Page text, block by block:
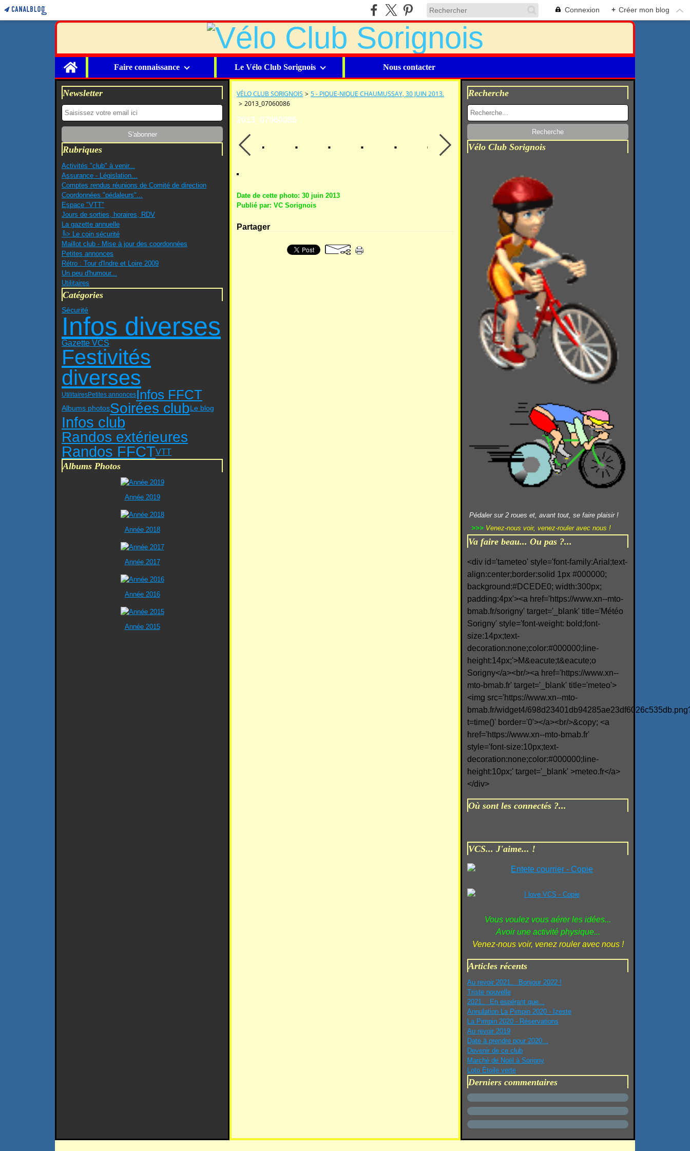
Connexion + Créer mon blog
Home
Faire connaissance Le Vélo Club Sorignois Nous contacter
Newsletter
Rubriques
Activités "club" à venir...
Assurance - Législation...
Comptes rendus réunions de Comité de direction
Coordonnées "pédaleurs"...
Espace "VTT"
Jours de sorties, horaires, RDV
La gazette annuelle
╚> Le coin sécurité
Maillot club - Mise à jour des coordonnées
Petites annonces
Rétro : Tour d'Indre et Loire 2009
Un peu d'humour...
Utilitaires
Catégories
Sécurité
Infos diverses
Gazette VCS
Festivités
diverses
UtilitairesPetites annoncesInfos FFCT
Albums photosSoirées club Le blog
Infos club
Randos extérieures
Randos FFCTVTT
Albums Photos
Année 2019
Année 2018
Année 2017
Année 2016
Année 2015
VÉLO CLUB SORIGNOIS > 5 - PIQUE-NIQUE CHAUMUSSAY, 30 JUIN 2013.
> 2013_07060086
2013_07060086
Date de cette photo: 30 juin 2013
Publié par: VC Sorignois
Partager
Recherche
Vélo Club Sorignois
Pédaler sur 2 roues et, avant tout, se faire plaisir !
>>> Venez-nous voir, venez-rouler avec nous !
Va faire beau... Ou pas ?...
<div id='tameteo' style='font-family:Arial;text-
align:center;border:solid 1px #000000;
background:#DCEDE0; width:300px;
padding:4px'><a href='https://www.xn--mto-
bmab.fr/sorigny' target='_blank' title='Météo
Sorigny' style='font-weight: bold;font-
size:14px;text-
decoration:none;color:#000000;line-
height:14px;'>M&eacute;t&eacute;o
Sorigny</a><br/><a href='https://www.xn--
mto-bmab.fr' target='_blank' title='meteo'>
<img src='https://www.xn--mto-
bmab.fr/widget4/
t=time()' border='0'></a><br/>&copy; <a
href='https://www.xn--mto-bmab.fr'
style='font-size:10px;text-
decoration:none;color:#000000;line-
height:10px;' target='_blank' >meteo.fr</a>
</div>
Où sont les connectés ?...
VCS... J'aime... !
Vous voulez vous aérer les idées...
Avoir une activité physique...
Venez-nous voir, venez rouler avec nous !
Articles récents
Au revoir 2021... Bonjour 2022 !
Triste nouvelle
2021... En espérant que...
Annulation La Pimpin 2020 - Izeste
La Pimpin 2020 - Réservations
Au revoir 2019
Date à prendre pour 2020...
Devenir de ce club
Marché de Noël à Sorigny
Loto Étoile verte
Derniers commentaires